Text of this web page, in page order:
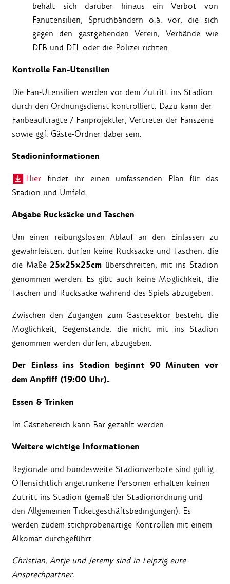
behält sich darüber hinaus ein Verbot von
Fanutensilien, Spruchbändern o.ä. vor, die sich
gegen den gastgebenden Verein, Verbände wie
DFB und DFL oder die Polizei richten.
Kontrolle Fan-Utensilien
Die Fan-Utensilien werden vor dem Zutritt ins Stadion
durch den Ordnungsdienst kontrolliert. Dazu kann der
Fanbeauftragte / Fanprojektler, Vertreter der Fanszene
sowie ggf. Gäste-Ordner dabei sein.
Stadioninformationen
Hier findet ihr einen umfassenden Plan für das
Stadion und Umfeld.
Abgabe Rucksäcke und Taschen
Um einen reibungslosen Ablauf an den Einlässen zu
gewährleisten, dürfen keine Rucksäcke und Taschen, die
die Maße 25x25x25cm überschreiten, mit ins Stadion
genommen werden. Es gibt auch keine Möglichkeit, die
Taschen und Rucksäcke während des Spiels abzugeben.
Zwischen den Zugängen zum Gästesektor besteht die
Möglichkeit, Gegenstände, die nicht mit ins Stadion
genommen werden dürfen, abzugeben.
Der Einlass ins Stadion beginnt 90 Minuten vor
dem Anpfiff (19:00 Uhr).
Essen & Trinken
Im Gästebereich kann Bar gezahlt werden.
Weitere wichtige Informationen
Regionale und bundesweite Stadionverbote sind gültig.
Offensichtlich angetrunkene Personen erhalten keinen
Zutritt ins Stadion (gemäß der Stadionordnung und
den Allgemeinen Ticketgeschäftsbedingungen). Es
werden zudem stichprobenartige Kontrollen mit einem
Alkomat durchgeführt
Christian, Antje und Jeremy sind in Leipzig eure
Ansprechpartner.